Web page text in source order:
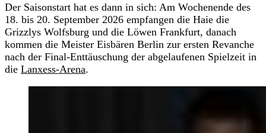
Der Saisonstart hat es dann in sich: Am Wochenende des
18. bis 20. September 2026 empfangen die Haie die
Grizzlys Wolfsburg und die Löwen Frankfurt, danach
kommen die Meister Eisbären Berlin zur ersten Revanche
nach der Final-Enttäuschung der abgelaufenen Spielzeit in
die Lanxess-Arena.